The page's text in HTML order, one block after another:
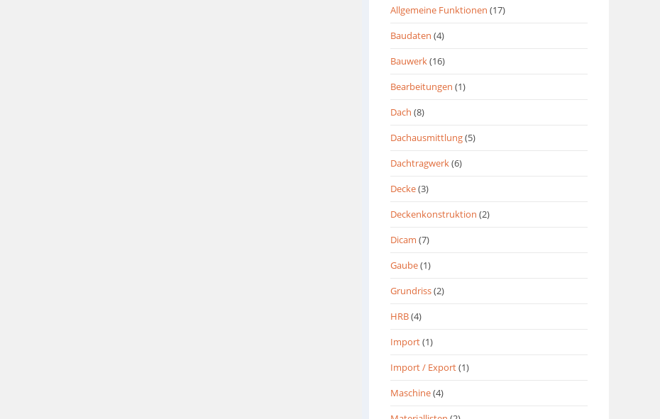
Allgemeine Funktionen (17)
Baudaten (4)
Bauwerk(16)
Bearbeitungen (1)
Dach (8)
Dachausmittlung(5)
Dachtragwerk(6)
Decke(3)
Deckenkonstruktion (2)
Dicam (7)
Gaube(1)
Grundriss(2)
HRB(4)
Import(1)
Import / Export(1)
Maschine(4)